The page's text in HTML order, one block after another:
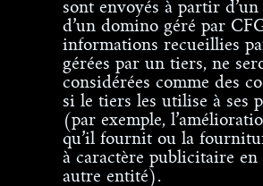
sont envoyés à partir
d’un domino géré par
informations recueillies
gérées par un tiers, ne
considérées comme des
si le tiers les utilise à ses
(par exemple,
qu’il fournit ou la
à caractère publicitaire en
autre entité).